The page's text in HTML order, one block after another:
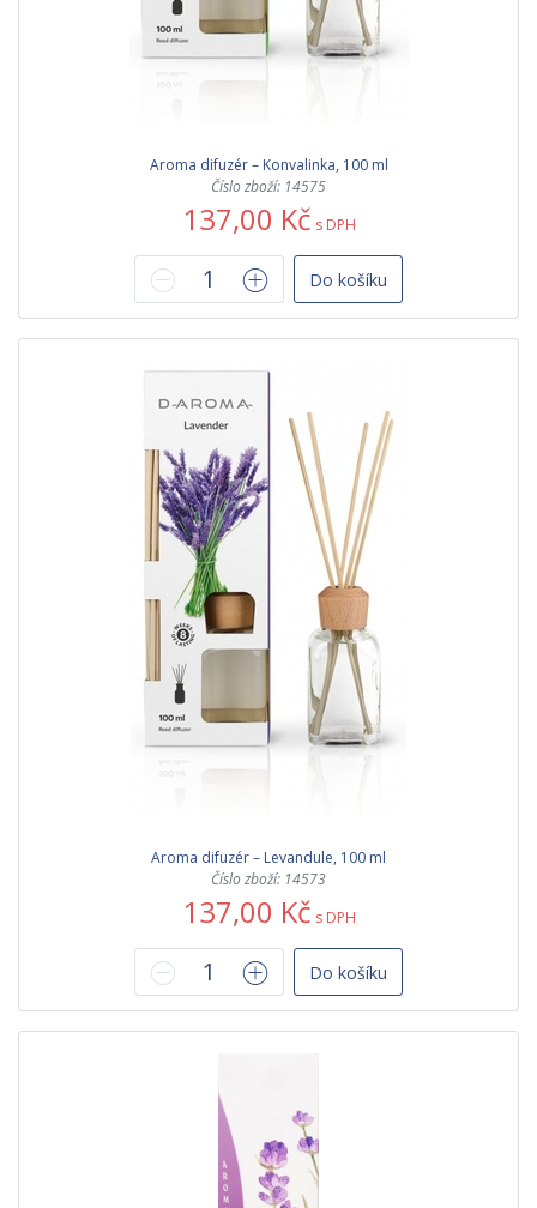
Aroma difuzér – Konvalinka, 100 ml
Číslo zboží: 14575
137,00 Kč s DPH
Do košíku
Aroma difuzér – Levandule, 100 ml
Číslo zboží: 14573
137,00 Kč s DPH
Do košíku